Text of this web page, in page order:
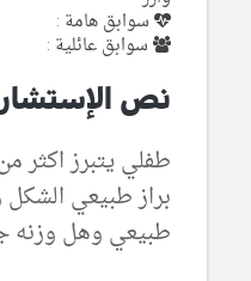
سوابق هامة :
سوابق عائلية :
نص
طفلي يتبرز اكثر
براز طبيعي
طبيعي وهل وزنه